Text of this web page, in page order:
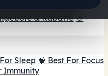
Stimmungs-Gummis
& Rabatte 🎯
Sleep 🧠 Best For Focus
Immunity